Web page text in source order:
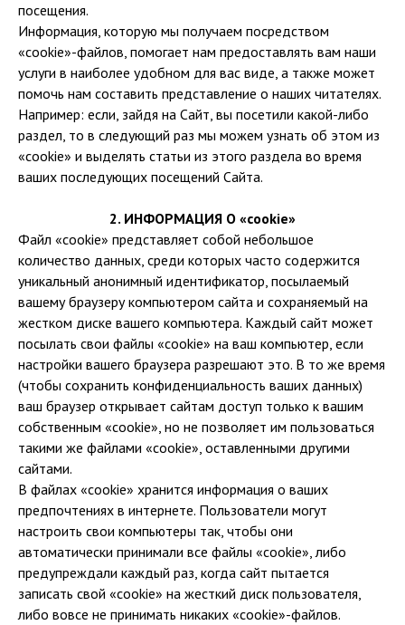
посещения.
Информация, которую мы получаем посредством
«cookie»-файлов, помогает нам предоставлять вам наши
услуги в наиболее удобном для вас виде, а также может
помочь нам составить представление о наших читателях.
Например: если, зайдя на Сайт, вы посетили какой-либо
раздел, то в следующий раз мы можем узнать об этом из
«cookie» и выделять статьи из этого раздела во время
ваших последующих посещений Сайта.
2. ИНФОРМАЦИЯ О «cookie»
Файл «cookie» представляет собой небольшое
количество данных, среди которых часто содержится
уникальный анонимный идентификатор, посылаемый
вашему браузеру компьютером сайта и сохраняемый на
жестком диске вашего компьютера. Каждый сайт может
посылать свои файлы «cookie» на ваш компьютер, если
настройки вашего браузера разрешают это. В то же время
(чтобы сохранить конфиденциальность ваших данных)
ваш браузер открывает сайтам доступ только к вашим
собственным «cookie», но не позволяет им пользоваться
такими же файлами «cookie», оставленными другими
сайтами.
В файлах «cookie» хранится информация о ваших
предпочтениях в интернете. Пользователи могут
настроить свои компьютеры так, чтобы они
автоматически принимали все файлы «cookie», либо
предупреждали каждый раз, когда сайт пытается
записать свой «cookie» на жесткий диск пользователя,
либо вовсе не принимать никаких «cookie»-файлов.